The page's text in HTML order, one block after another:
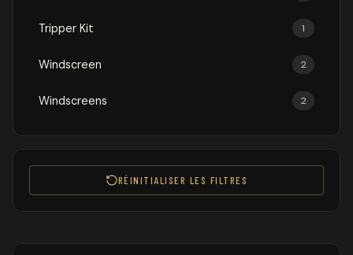
Tripper Kit 1
Windscreen 2
Windscreens 2
RÉINITIALISER LES FILTRES